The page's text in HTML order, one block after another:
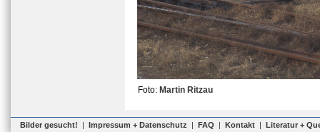
Foto: Martin Ritzau
Bilder gesucht! | Impressum + Datenschutz | FAQ | Kontakt | Literatur +